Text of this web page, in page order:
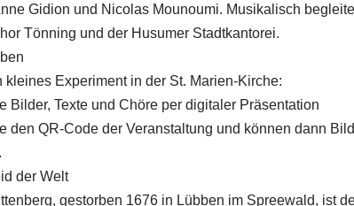
Gidion und Nicolas Mounoumi. Musikalisch
Tönning und der Husumer Stadtkantorei.
Experiment in der St. Marien-Kirche:
Texte und Chöre per digitaler Präsentation
den QR-Code der Veranstaltung und können dann
der Welt
gestorben 1676 in Lübben im Spreewald, ist